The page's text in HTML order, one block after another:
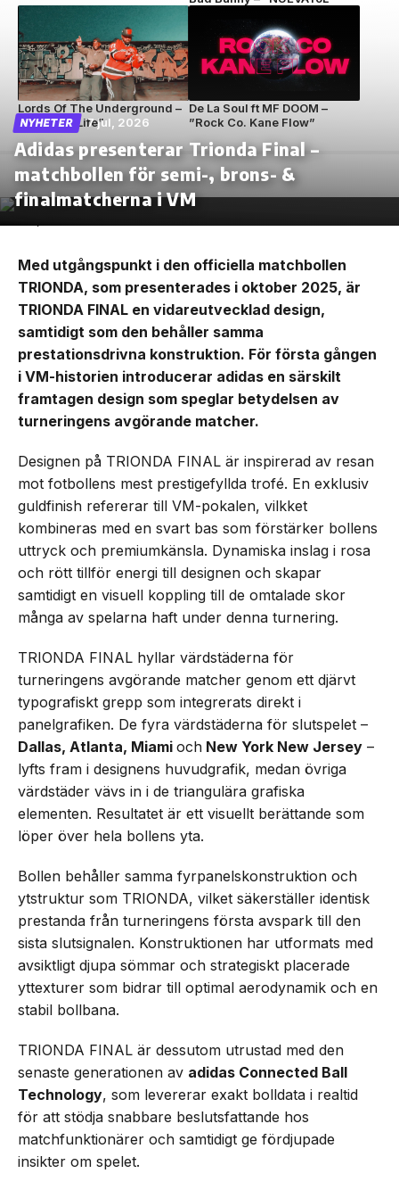
Lords Of The Underground –
”Circle Of Life”
De La Soul ft MF DOOM –
”Rock Co. Kane Flow”
NYHETER 7 jul, 2026
Adidas presenterar Trionda Final –
matchbollen för semi-, brons- &
finalmatcherna i VM
Med utgångspunkt i den officiella matchbollen
TRIONDA, som presenterades i oktober 2025, är
TRIONDA FINAL en vidareutvecklad design,
samtidigt som den behåller samma
prestationsdrivna konstruktion. För första gången
i VM-historien introducerar adidas en särskilt
framtagen design som speglar betydelsen av
turneringens avgörande matcher.
Designen på TRIONDA FINAL är inspirerad av resan
mot fotbollens mest prestigefyllda trofé. En exklusiv
guldfinish refererar till VM-pokalen, vilkket
kombineras med en svart bas som förstärker bollens
uttryck och premiumkänsla. Dynamiska inslag i rosa
och rött tillför energi till designen och skapar
samtidigt en visuell koppling till de omtalade skor
många av spelarna haft under denna turnering.
TRIONDA FINAL hyllar värdstäderna för
turneringens avgörande matcher genom ett djärvt
typografiskt grepp som integrerats direkt i
panelgrafiken. De fyra värdstäderna för slutspelet –
Dallas, Atlanta, Miami och New York New Jersey –
lyfts fram i designens huvudgrafik, medan övriga
värdstäder vävs in i de triangulära grafiska
elementen. Resultatet är ett visuellt berättande som
löper över hela bollens yta.
Bollen behåller samma fyrpanelskonstruktion och
ytstruktur som TRIONDA, vilket säkerställer identisk
prestanda från turneringens första avspark till den
sista slutsignalen. Konstruktionen har utformats med
avsiktligt djupa sömmar och strategiskt placerade
yttexturer som bidrar till optimal aerodynamik och en
stabil bollbana.
TRIONDA FINAL är dessutom utrustad med den
senaste generationen av adidas Connected Ball
Technology, som levererar exakt bolldata i realtid
för att stödja snabbare beslutsfattande hos
matchfunktionärer och samtidigt ge fördjupade
insikter om spelet.